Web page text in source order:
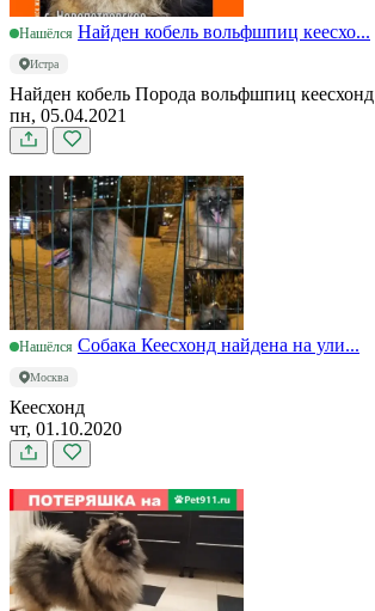
Нашёлся Найден кобель вольфшпиц кеесхо...
Истра
Найден кобель Порода вольфшпиц кеесхонд
пн, 05.04.2021
Нашёлся Собака Кеесхонд найдена на ули...
Москва
Кеесхонд
чт, 01.10.2020